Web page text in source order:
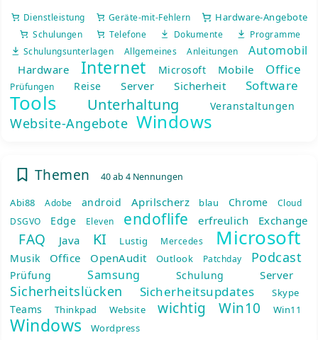
Dienstleistung Geräte-mit-Fehlern Hardware-Angebote
Schulungen Telefone Dokumente
Programme
Schulungsunterlagen
Allgemeines Anleitungen Automobil
Hardware Internet Microsoft Mobile Office
Prüfungen Reise Server Sicherheit Software
Tools Unterhaltung Veranstaltungen
Website-Angebote Windows
Themen 40 ab 4 Nennungen
Abi88 Adobe android Aprilscherz blau Chrome
Cloud
DSGVO
Edge Eleven endoflife erfreulich Exchange
FAQ Java KI Lustig Mercedes Microsoft
Musik Office OpenAudit Outlook Patchday Podcast
Prüfung Samsung Schulung Server
Sicherheitslücken Sicherheitsupdates Skype
Teams Thinkpad Website wichtig Win10 Win11
Windows Wordpress